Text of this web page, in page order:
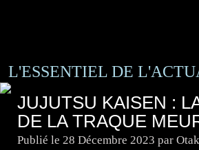
L'ESSENTIEL DE
JUJUTSU KAISEN :
DE LA TRAQUE
Publié le 28 Décembre 2023 par